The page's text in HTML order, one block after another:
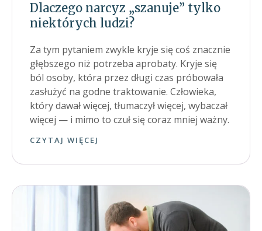
Dlaczego narcyz „szanuje” tylko
niektórych ludzi?
Za tym pytaniem zwykle kryje się coś znacznie
głębszego niż potrzeba aprobaty. Kryje się
ból osoby, która przez długi czas próbowała
zasłużyć na godne traktowanie. Człowieka,
który dawał więcej, tłumaczył więcej, wybaczał
więcej — i mimo to czuł się coraz mniej ważny.
CZYTAJ WIĘCEJ